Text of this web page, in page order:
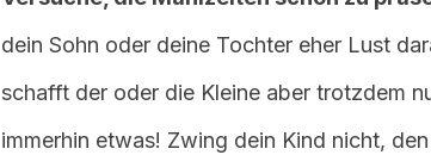
dein Sohn oder deine Tochter eher Lust
schafft der oder die Kleine aber trotzdem
immerhin etwas! Zwing dein Kind nicht,